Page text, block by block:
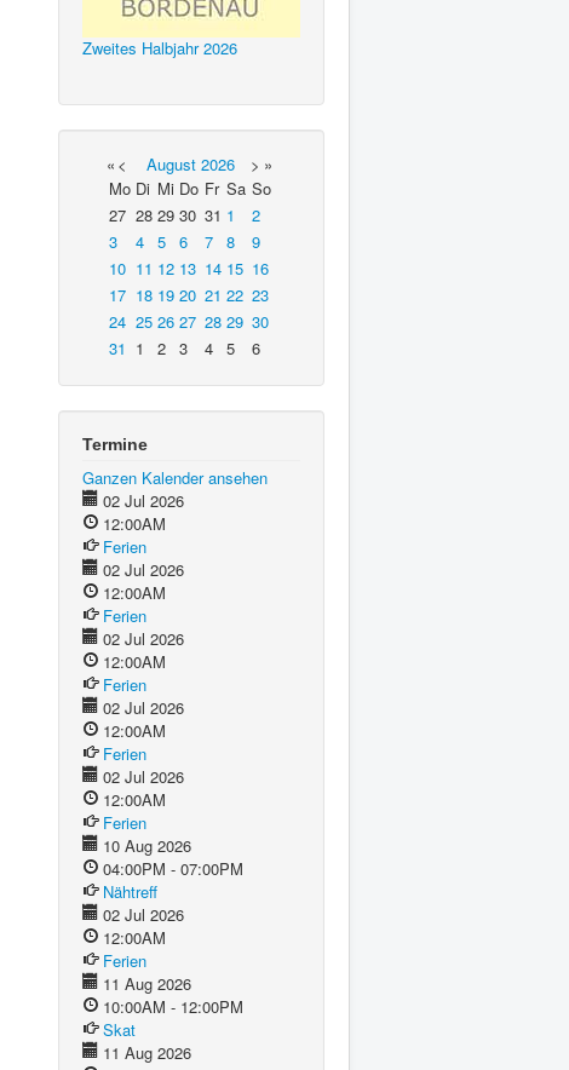
Zweites Halbjahr 2026
« < August 2026 > »
Mo Di Mi Do Fr Sa So
27 28 29 30 31 1
2
3
4 5 6 7 8
9
10 11 12 13 14 15 16
17 18 19 20 21 22 23
24 25 26 27 28 29 30
31 1 2 3 4 5 6
Termine
Ganzen Kalender ansehen
02 Jul 2026
12:00AM
Ferien
02 Jul 2026
12:00AM
Ferien
02 Jul 2026
12:00AM
Ferien
02 Jul 2026
12:00AM
Ferien
02 Jul 2026
12:00AM
Ferien
10 Aug 2026
04:00PM - 07:00PM
Nähtreff
02 Jul 2026
12:00AM
Ferien
11 Aug 2026
10:00AM - 12:00PM
Skat
11 Aug 2026